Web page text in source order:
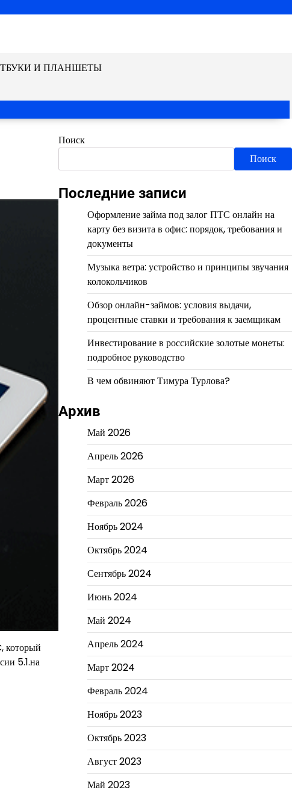
И ПЛАНШЕТЫ
который
5.1.на
Поиск
Поиск
Последние записи
Оформление займа под залог ПТС онлайн на
карту без визита в офис: порядок, требования и
документы
Музыка ветра: устройство и принципы звучания
колокольчиков
Обзор онлайн-займов: условия выдачи,
процентные ставки и требования к заемщикам
Инвестирование в российские золотые монеты:
подробное руководство
В чем обвиняют Тимура Турлова?
Архив
Май 2026
Апрель 2026
Март 2026
Февраль 2026
Ноябрь 2024
Октябрь 2024
Сентябрь 2024
Июнь 2024
Май 2024
Апрель 2024
Март 2024
Февраль 2024
Ноябрь 2023
Октябрь 2023
Август 2023
Май 2023